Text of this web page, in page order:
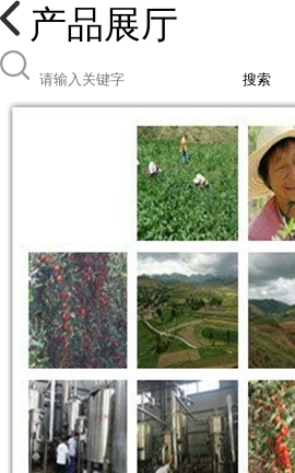
产品展厅
搜索